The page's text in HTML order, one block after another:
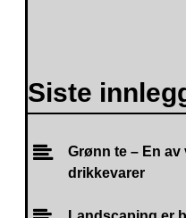
Siste
Grønn te – En
drikkevarer